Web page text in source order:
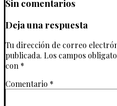
Sin comentarios
Deja una respuesta
Tu dirección de correo
publicada. Los campos
con *
Comentario *